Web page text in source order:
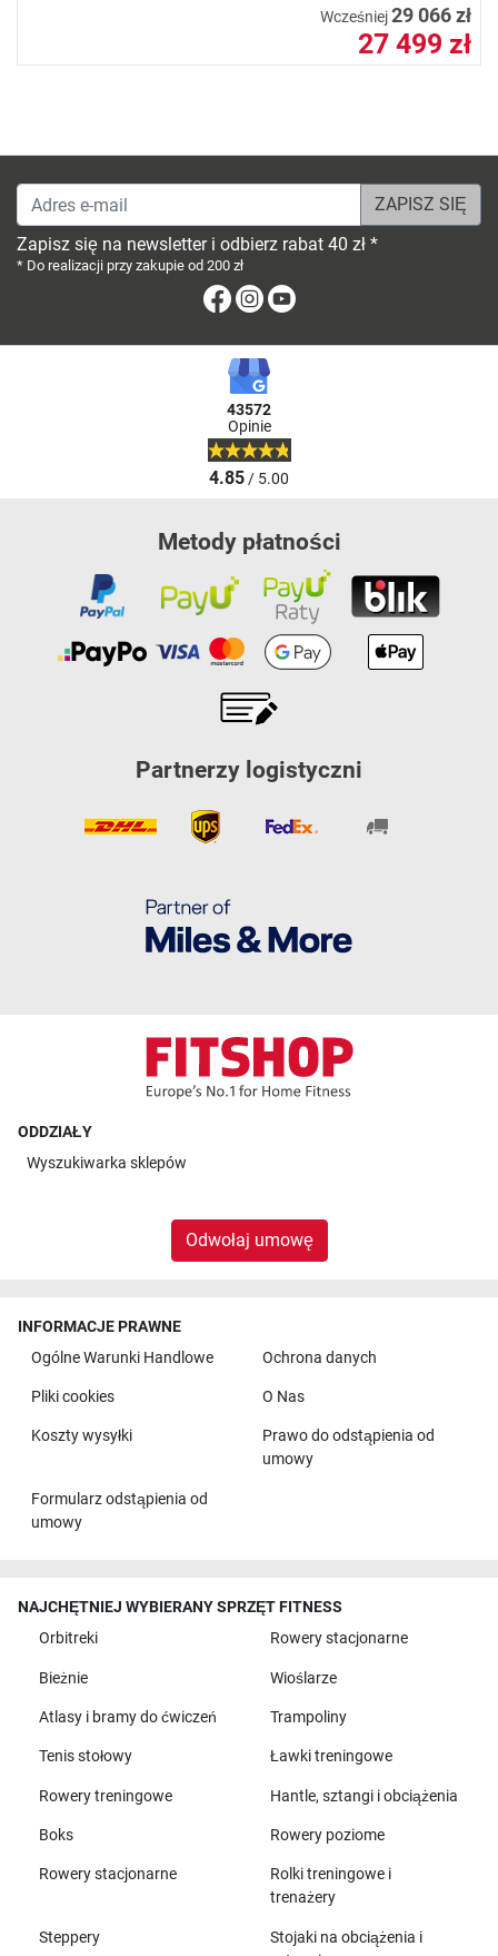
Wcześniej29 066 zł
27 499 zł
Adres e-mail
Zapisz się na newsletter i odbierz rabat 40 zł *
* Do realizacji przy zakupie od 200 zł
FacebookInstagram
43572
Opinie
4.85/ 5.00
Metody płatności
Partnerzy logistyczni
ODDZIAŁY
Wyszukiwarka sklepów
Odwołaj umowę
INFORMACJE PRAWNE
Ogólne Warunki Handlowe
Ochrona danych
Pliki cookies O Nas
Koszty wysyłki
Prawo do odstąpienia od
umowy
Formularz odstąpienia od
umowy
NAJCHĘTNIEJ WYBIERANY SPRZĘT FITNESS
Orbitreki
Rowery stacjonarne
Bieżnie Wioślarze
Atlasy i bramy do ćwiczeń Trampoliny
Tenis stołowy Ławki treningowe
Rowery treningowe Hantle, sztangi i obciążenia
Boks Rowery poziome
Rowery stacjonarne
Rolki treningowe i
trenażery
Steppery
Stojaki na obciążenia i